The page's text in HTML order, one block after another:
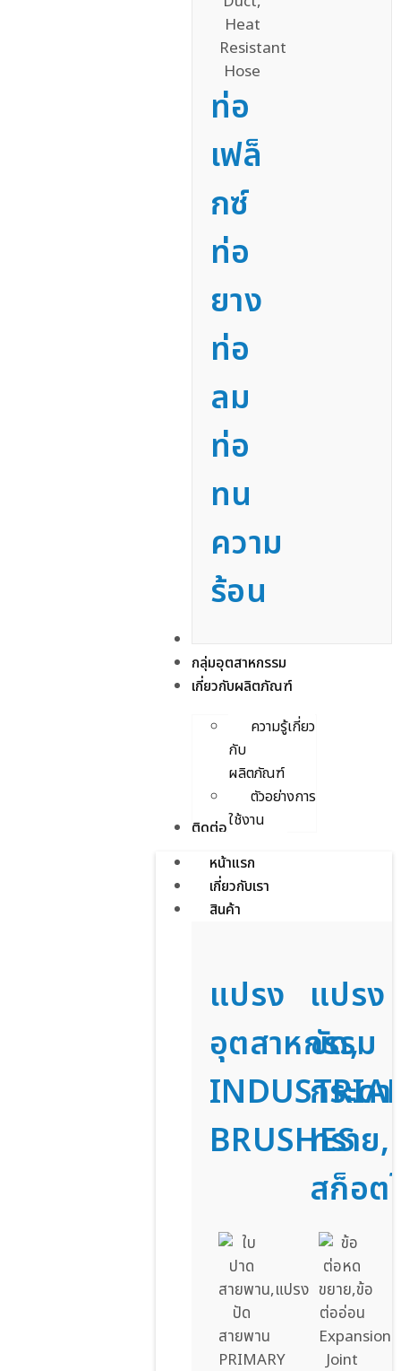
ท่อ
เฟล็
กซ์
ท่อ
ยาง
ท่อ
ลม
ท่อ
ทน
ความ
ร้อน
กลุ่มอุตสาหกรรม
เกี่ยวกับผลิตภัณฑ์
ความรู้เกี่ยว
กับ
ผลิตภัณฑ์
ตัวอย่างการ
ใช้งาน
ติดต่อเรา
หน้าแรก
เกี่ยวกับเรา
สินค้า
แปรง
อุตสาหกรรม
BRUSHES
แปรง
ขัด,
กระด
ทราย,
สก็อต